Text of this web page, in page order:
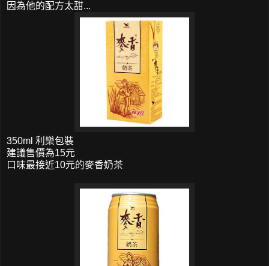
因為他的配方太甜...
350ml 利樂包裝
建議售價為15元
口味最接近10元的麥香奶茶